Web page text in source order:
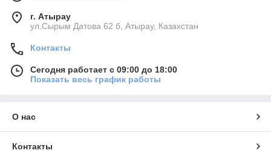
г. Атырау
ул.Сырым Датова 62 б, Атырау, Казахстан
Контакты
Сегодня работает с 09:00 до 18:00
Показать весь график работы
О нас
Контакты